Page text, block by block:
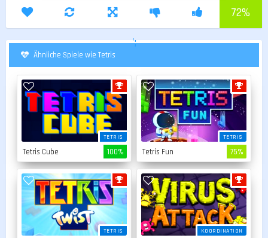
72%
';
Ähnliche Spiele wie Tetris
TETRIS
Tetris Cube 100%
TETRIS
Tetris Fun 75%
TETRIS KOORDINATION